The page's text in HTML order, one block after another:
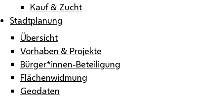
Kauf & Zucht
Stadtplanung
Übersicht
Vorhaben & Projekte
Bürger*innen-Beteiligung
Flächenwidmung
Geodaten